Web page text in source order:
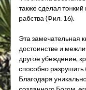
также сделал
рабства (Фил. 16).
Эта замечательная
достоинстве и
другое убеждение,
способно
Благодаря